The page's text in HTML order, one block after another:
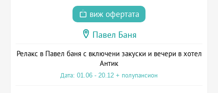
виж офертата
Павел Баня
Релакс в Павел баня с включени закуски и вечери в хотел
Антик
Дата: 01.06 - 20.12 + полупансион